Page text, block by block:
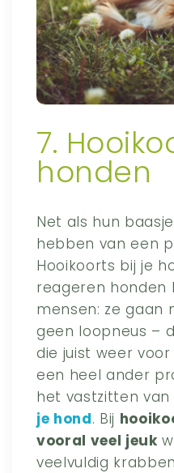
7.
honden
Net als hun
hebben van een
Hooikoorts bij je
reageren honden
mensen: ze gaan
geen loopneus –
die juist weer
een heel ander
het vastzitten van
je hond. Bij
vooral veel jeuk
veelvuldig